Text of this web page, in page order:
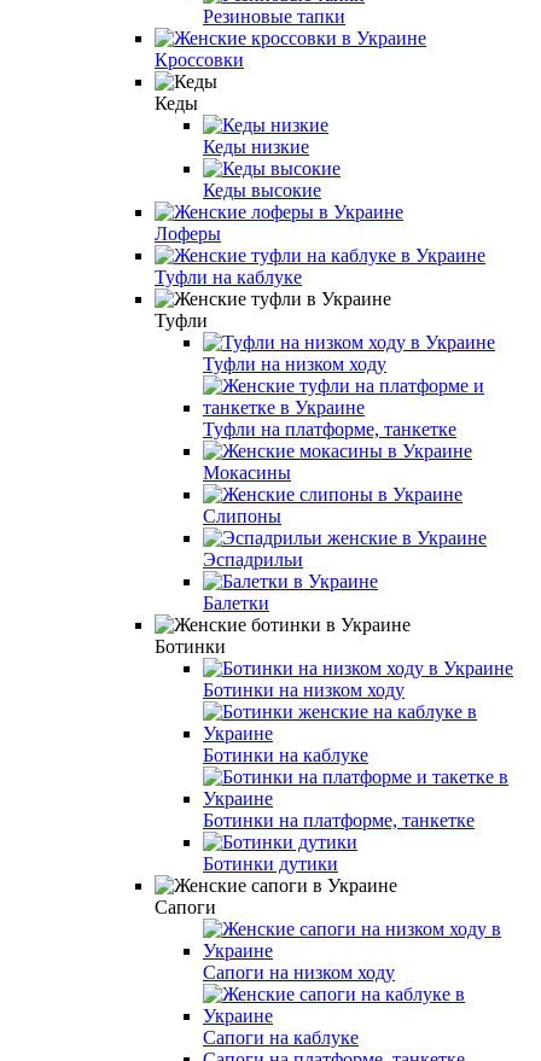
Резиновые тапки
Кроссовки
Кеды
Кеды низкие
Кеды высокие
Лоферы
Туфли на каблуке
Туфли
Туфли на низком ходу
Туфли на платформе, танкетке
Мокасины
Слипоны
Эспадрильи
Балетки
Ботинки
Ботинки на низком ходу
Ботинки на каблуке
Ботинки на платформе, танкетке
Ботинки дутики
Сапоги
Сапоги на низком ходу
Сапоги на каблуке